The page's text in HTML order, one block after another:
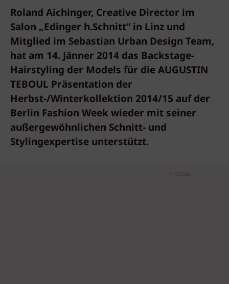
Roland Aichinger, Creative Director im
Salon „Edinger h.Schnitt” in Linz und
Mitglied im Sebastian Urban Design Team,
hat am 14. Jänner 2014 das Backstage-
Hairstyling der Models für die AUGUSTIN
TEBOUL Präsentation der
Herbst-/Winterkollektion 2014/15 auf der
Berlin Fashion Week wieder mit seiner
außergewöhnlichen Schnitt- und
Stylingexpertise unterstützt.
Anzeige